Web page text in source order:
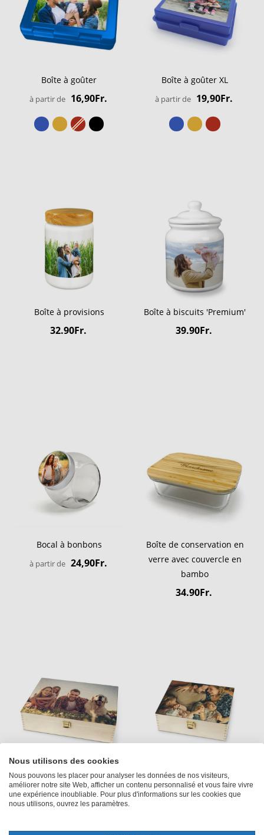
Boîte à goûter
à partir de 16,90Fr.
Boîte à goûter XL
à partir de 19,90Fr.
Boîte à provisions
32.90Fr.
Boîte à biscuits 'Premium'
39.90Fr.
Bocal à bonbons
à partir de 24,90Fr.
Boîte de conservation en
verre avec couvercle en
bambo
34.90Fr.
Boîte en bois
à partir de 32,90Fr.
Boîte à thé
39.90Fr.
Nous utilisons des cookies
Nous pouvons les placer pour analyser les données de nos visiteurs,
améliorer notre site Web, afficher un contenu personnalisé et vous faire vivre
une expérience inoubliable. Pour plus d'informations sur les cookies que
nous utilisons, ouvrez les paramètres.